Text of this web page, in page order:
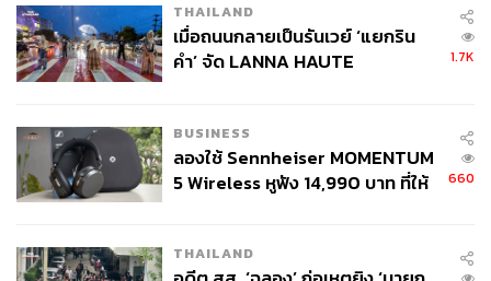
คำที่ว่า ‘บริหารทรัพย์สินตามพระราชอัธยาศัย’
ประวัติศาสตร์ ชี้ให้เห็นว่า คนไทยทั้งประเทศได้ประโยชน์
โดยยกตัวอย่างเด็กชาติพันธุ์ตามตะเข็บชายแดน จำนวน
37,000 คน พระมหากษัตริย์ก็ทรงดูแลผ่านมูลนิธิและพระ
ราชทรัพย์ส่วนพระองค์
ได้จากกรณีที่โรงพยาบาลสมเด็จยุพราชเดชอุดมเกิดเหตุไฟ
THAILAND
เมื่อถนนกลายเป็นรันเวย์ ‘แยกริน
คำ’ จัด LANNA HAUTE
1.7K
BUSINESS
ลองใช้ Sennheiser MOMENTUM
5 Wireless หูฟัง 14,990 บาท ที่ให้
660
THAILAND